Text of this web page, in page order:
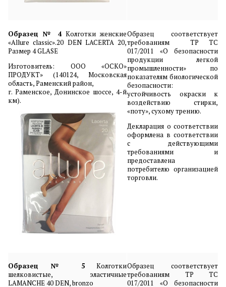
Образец № 4Колготки женские
«Allure classic».20 DEN LACERTA 20,
Размер 4 GLASE
Изготовитель: ООО «ОСКО»
ПРОДУКТ» (140124, Московская
область, Раменский район,
г. Раменское, Донинское шоссе, 4-й
км).
Образец соответствует
требованиям ТР ТС
017/2011 «О безопасности
продукции легкой
промышленности» по
показателям биологической
безопасности:
устойчивость окраски к
воздействию стирки,
«поту», сухому трению.
Декларация о соответствии
оформлена в соответствии
с действующими
требованиями и
предоставлена
потребителю организацией
торговли.
Образец № 5Колготки
шелковистые, эластичные
LAMANCHE 40 DEN, bronzo
Образец соответствует
требованиям ТР ТС
017/2011 «О безопасности